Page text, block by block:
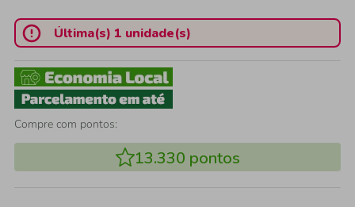
Última(s) 1 unidade(s)
Compre com pontos:
13.330 pontos